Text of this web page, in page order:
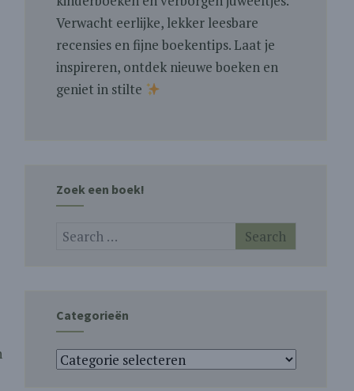
Verwacht eerlijke, lekker leesbare
recensies en fijne boekentips. Laat je
inspireren, ontdek nieuwe boeken en
geniet in stilte
Zoek een boek!
Categorieën
Categorieën